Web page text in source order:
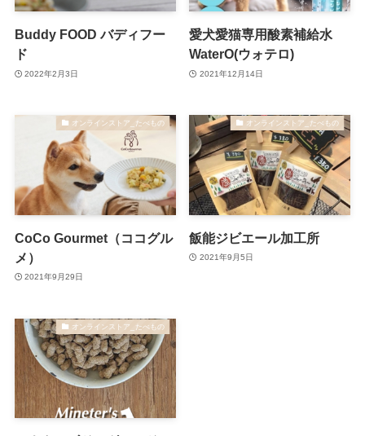
Buddy FOOD バディフー
ド
2022年2月3日
愛犬愛猫専用酸素補給水
WaterO(ウォテロ)
2021年12月14日
オンラインストア_たべもの
CoCo Gourmet（ココグル
メ）
2021年9月29日
オンラインストア_たべもの
飯能ジビエール加工所
2021年9月5日
オンラインストア_たべもの